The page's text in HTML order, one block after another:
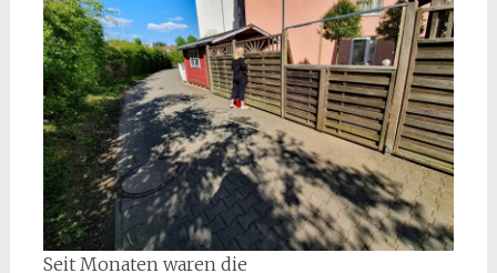
Seit Monaten waren die